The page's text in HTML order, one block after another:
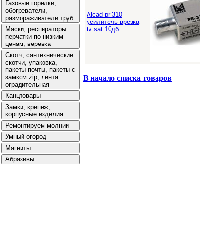
Alcad pr 310
усилитель врезка
tv sat 10дб..
В начало списка товаров